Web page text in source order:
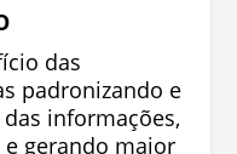
das
padronizando e
informações,
gerando maior